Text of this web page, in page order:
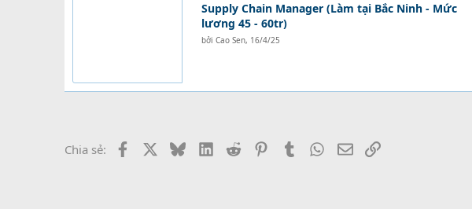
Supply Chain Manager (Làm tại Bắc Ninh - Mức
lương 45 - 60tr)
bởi Cao Sen, 16/4/25
Chia sẻ: Facebook BlueskyLinkedIn
Reddit PinterestTumblr WhatsApp
EmailLink